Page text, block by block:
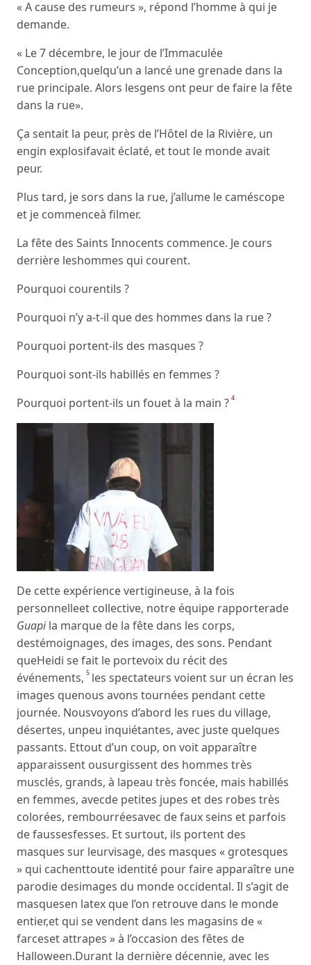
« A cause des rumeurs », répond l’homme à qui je
demande.
« Le 7 décembre, le jour de l’Immaculée
Conception,quelqu’un a lancé une grenade dans la
rue principale. Alors lesgens ont peur de faire la fête
dans la rue».
Ça sentait la peur, près de l’Hôtel de la Rivière, un
engin explosifavait éclaté, et tout le monde avait
peur.
Plus tard, je sors dans la rue, j’allume le caméscope
et je commenceà filmer.
La fête des Saints Innocents commence. Je cours
derrière leshommes qui courent.
Pourquoi courentils ?
Pourquoi n’y a-t-il que des hommes dans la rue ?
Pourquoi portent-ils des masques ?
Pourquoi sont-ils habillés en femmes ?
Pourquoi portent-ils un fouet à la main ? 4
De cette expérience vertigineuse, à la fois
personnelleet collective, notre équipe rapporterade
Guapila marque de la fête dans les corps,
destémoignages, des images, des sons. Pendant
queHeidi se fait le portevoix du récit des
événements, 5 les spectateurs voient sur un écran les
images quenous avons tournées pendant cette
journée. Nousvoyons d’abord les rues du village,
désertes, unpeu inquiétantes, avec juste quelques
passants. Ettout d’un coup, on voit apparaître
apparaissent ousurgissent des hommes très
musclés, grands, à lapeau très foncée, mais habillés
en femmes, avecde petites jupes et des robes très
colorées, rembourréesavec de faux seins et parfois
de faussesfesses. Et surtout, ils portent des
masques sur leurvisage, des masques « grotesques
» qui cachenttoute identité pour faire apparaître une
parodie desimages du monde occidental. Il s’agit de
masquesen latex que l’on retrouve dans le monde
entier,et qui se vendent dans les magasins de «
farceset attrapes » à l’occasion des fêtes de
Halloween.Durant la dernière décennie, avec les